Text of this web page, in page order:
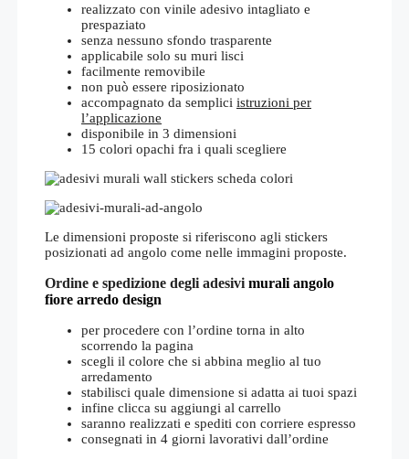
realizzato con vinile adesivo intagliato e
prespaziato
senza nessuno sfondo trasparente
applicabile solo su muri lisci
facilmente removibile
non può essere riposizionato
accompagnato da semplici istruzioni per
l’applicazione
disponibile in 3 dimensioni
15 colori opachi fra i quali scegliere
Le dimensioni proposte si riferiscono agli stickers
posizionati ad angolo come nelle immagini proposte.
Ordine e spedizione degli adesivi murali angolo
fiore arredo design
per procedere con l’ordine torna in alto
scorrendo la pagina
scegli il colore che si abbina meglio al tuo
arredamento
stabilisci quale dimensione si adatta ai tuoi spazi
infine clicca su aggiungi al carrello
saranno realizzati e spediti con corriere espresso
consegnati in 4 giorni lavorativi dall’ordine